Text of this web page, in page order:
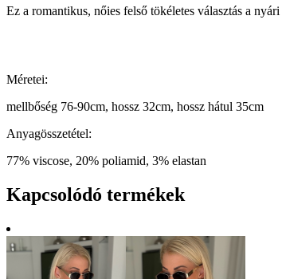
Ez a romantikus, nőies felső tökéletes választás a
Méretei:
mellbőség 76-90cm, hossz 32cm, hossz hátul 35cm
Anyagösszetétel:
77% viscose, 20% poliamid, 3% elastan
Kapcsolódó termékek